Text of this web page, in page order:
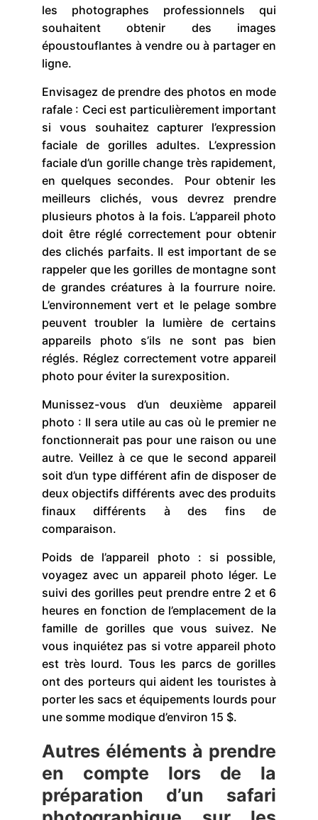
les photographes professionnels qui
souhaitent obtenir des images
époustouflantes à vendre ou à partager en
ligne.
Envisagez de prendre des photos en mode
rafale : Ceci est particulièrement important
si vous souhaitez capturer l’expression
faciale de gorilles adultes. L’expression
faciale d’un gorille change très rapidement,
en quelques secondes. Pour obtenir les
meilleurs clichés, vous devrez prendre
plusieurs photos à la fois. L’appareil photo
doit être réglé correctement pour obtenir
des clichés parfaits. Il est important de se
rappeler que les gorilles de montagne sont
de grandes créatures à la fourrure noire.
L’environnement vert et le pelage sombre
peuvent troubler la lumière de certains
appareils photo s’ils ne sont pas bien
réglés. Réglez correctement votre appareil
photo pour éviter la surexposition.
Munissez-vous d’un deuxième appareil
photo : Il sera utile au cas où le premier ne
fonctionnerait pas pour une raison ou une
autre. Veillez à ce que le second appareil
soit d’un type différent afin de disposer de
deux objectifs différents avec des produits
finaux différents à des fins de
comparaison.
Poids de l’appareil photo : si possible,
voyagez avec un appareil photo léger. Le
suivi des gorilles peut prendre entre 2 et 6
heures en fonction de l’emplacement de la
famille de gorilles que vous suivez. Ne
vous inquiétez pas si votre appareil photo
est très lourd. Tous les parcs de gorilles
ont des porteurs qui aident les touristes à
porter les sacs et équipements lourds pour
une somme modique d’environ 15 $.
Autres éléments à prendre
en compte lors de la
préparation d’un safari